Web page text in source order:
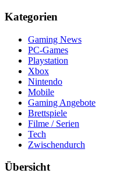
Kategorien
Gaming News
PC-Games
Playstation
Xbox
Nintendo
Mobile
Gaming Angebote
Brettspiele
Filme / Serien
Tech
Zwischendurch
Übersicht